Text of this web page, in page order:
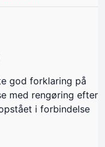
god forklaring på
med rengøring efter
i forbindelse